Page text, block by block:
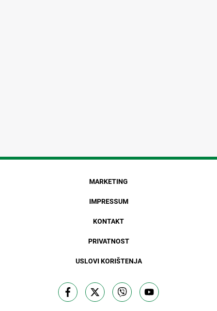
MARKETING
IMPRESSUM
KONTAKT
PRIVATNOST
USLOVI KORIŠTENJA